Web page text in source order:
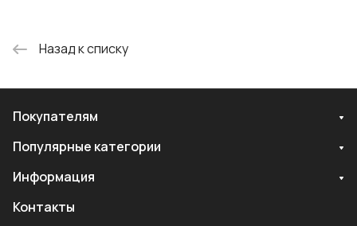
Назад к списку
Покупателям
Популярные категории
Информация
Контакты